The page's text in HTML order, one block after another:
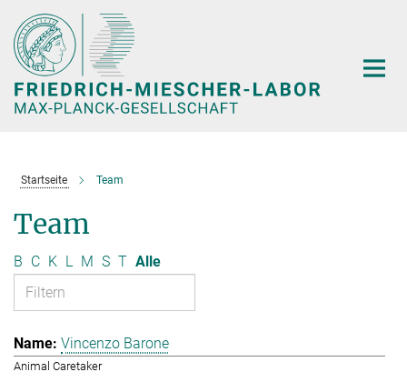
Hauptinhalt
Startseite Team
Team
B C K L M S T Alle
Vincenzo Barone
Animal Caretaker